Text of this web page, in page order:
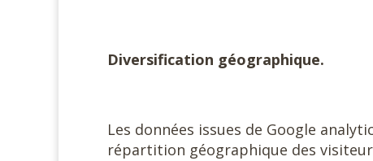
Diversification géographique.
Les données issues de Google
répartition géographique des